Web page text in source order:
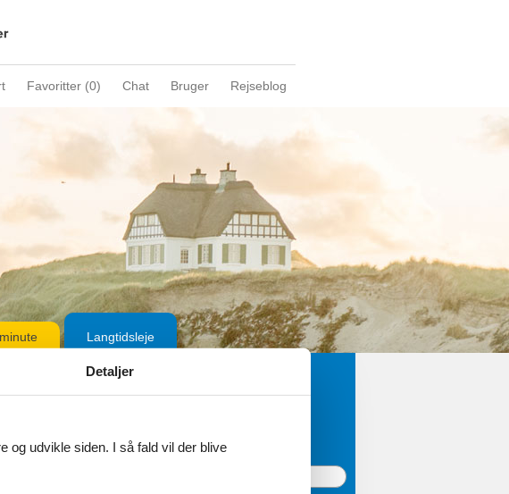
Favoritter (0) Chat Bruger Rejseblog
Langtidsleje
Detaljer
og udvikle siden. I så fald vil der blive